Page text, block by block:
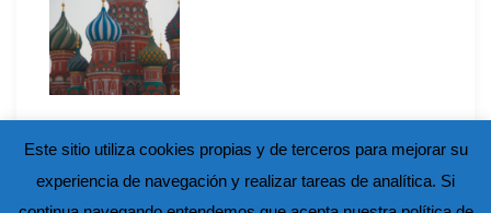
Este sitio utiliza cookies propias y de terceros para mejorar su
experiencia de navegación y realizar tareas de analítica. Si